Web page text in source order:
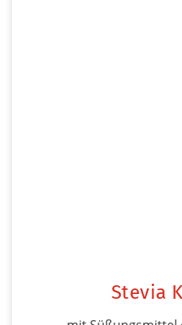
Stevia